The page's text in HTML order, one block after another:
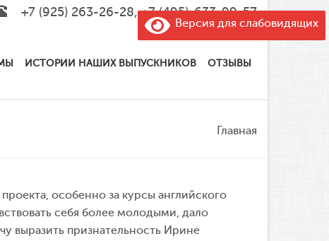
+7 (925) 263-26-28,+7 (495)-633-99-57
ИСТОРИИ НАШИХ ВЫПУСКНИКОВ ОТЗЫВЫ
Главная
особенно за курсы английского
себя более молодыми, дало
выразить признательность Ирине
Версия для слабовидящих